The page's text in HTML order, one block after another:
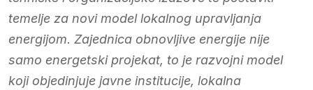
temelje za novi model lokalnog upravljanja
energijom. Zajednica obnovljive energije nije
samo energetski projekat, to je razvojni model
koji objedinjuje javne institucije, lokalna